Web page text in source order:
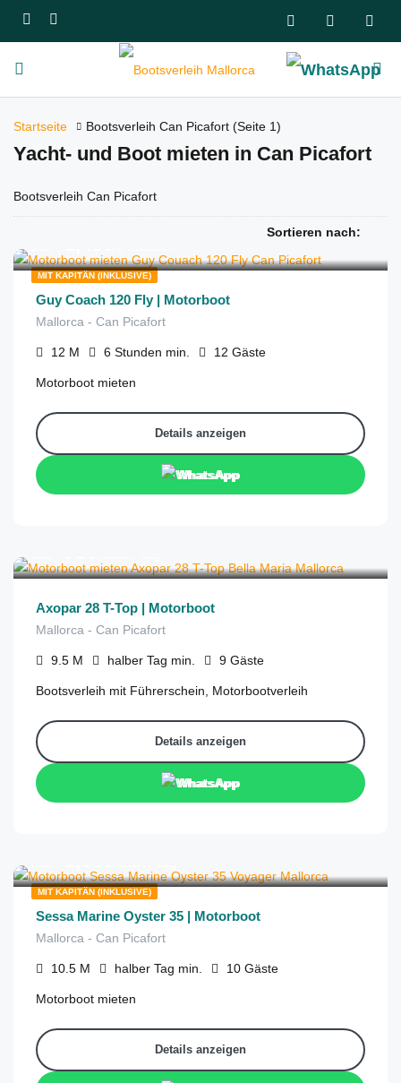
Startseite Bootsverleih Can Picafort (Seite 1)
Yacht- und Boot mieten in Can Picafort
Bootsverleih Can Picafort
Sortieren nach:
MIT KAPITÄN (INKLUSIVE)
Guy Coach 120 Fly | Motorboot
Mallorca - Can Picafort
12 M 6 Stunden min. 12 Gäste
Motorboot mieten
Details anzeigen
WhatsApp
Axopar 28 T-Top | Motorboot
Mallorca - Can Picafort
9.5 M halber Tag min. 9 Gäste
Bootsverleih mit Führerschein, Motorbootverleih
Details anzeigen
WhatsApp
MIT KAPITÄN (INKLUSIVE)
Sessa Marine Oyster 35 | Motorboot
Mallorca - Can Picafort
10.5 M halber Tag min. 10 Gäste
Motorboot mieten
Details anzeigen